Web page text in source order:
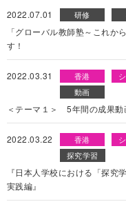
2022.07.01 研修
「グローバル教師塾～これか
す！
2022.03.31 香港
動画
＜テーマ１＞ 5年間の成果動
2022.03.22 香港
探究学習
『日本人学校における「探究
実践編』